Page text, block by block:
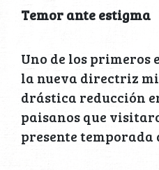
Temor ante estigma
Uno de los primeros
la nueva directriz
drástica reducción
paisanos que
presente temporada